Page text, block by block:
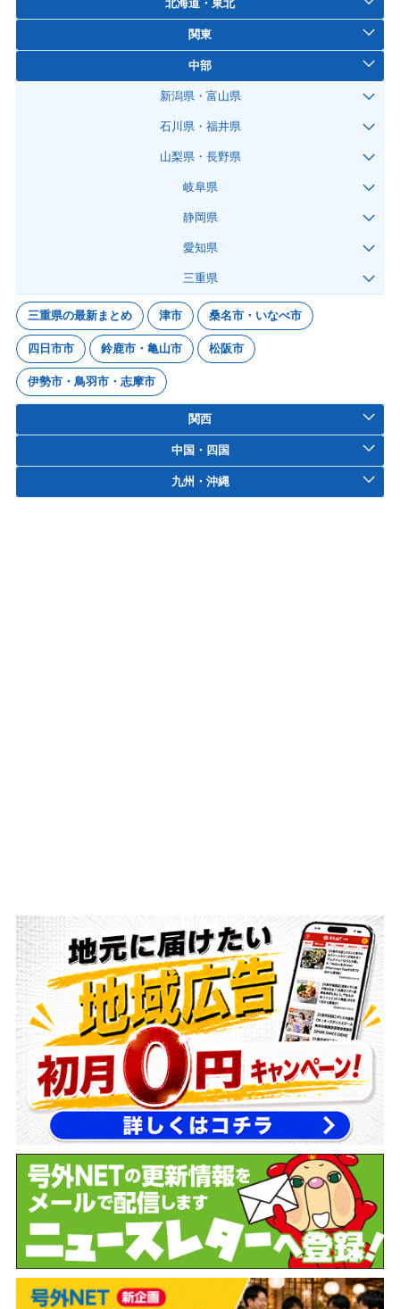
北海道・東北
関東
中部
新潟県・富山県
石川県・福井県
山梨県・長野県
岐阜県
静岡県
愛知県
三重県
三重県の最新まとめ 津市 桑名市・いなべ市
四日市市 鈴鹿市・亀山市 松阪市
伊勢市・鳥羽市・志摩市
関西
中国・四国
九州・沖縄